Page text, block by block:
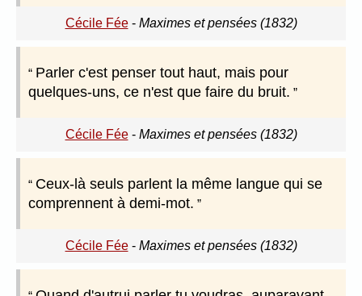
Cécile Fée- Maximes et pensées (1832)
Parler c'est penser tout haut, mais pour
quelques-uns, ce n'est que faire du bruit.
Cécile Fée- Maximes et pensées (1832)
Ceux-là seuls parlent la même langue qui se
comprennent à demi-mot.
Cécile Fée- Maximes et pensées (1832)